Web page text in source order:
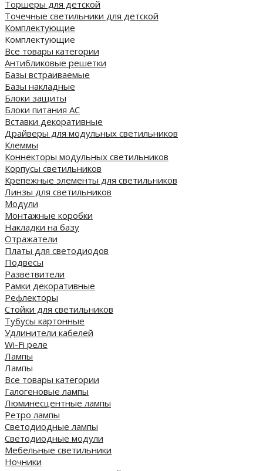
Торшеры для детской
Точечные светильники для детской
Комплектующие
Комплектующие
Все товары категории
Антибликовые решетки
Базы встраиваемые
Базы накладные
Блоки защиты
Блоки питания AC
Вставки декоративные
Драйверы для модульных светильников
Клеммы
Коннекторы модульных светильников
Корпусы светильников
Крепежные элементы для светильников
Линзы для светильников
Модули
Монтажные коробки
Накладки на базу
Отражатели
Платы для светодиодов
Подвесы
Разветвители
Рамки декоративные
Рефлекторы
Стойки для светильников
Тубусы картонные
Удлинители кабелей
Wi-Fi реле
Лампы
Лампы
Все товары категории
Галогеновые лампы
Люминесцентные лампы
Ретро лампы
Светодиодные лампы
Светодиодные модули
Мебельные светильники
Ночники